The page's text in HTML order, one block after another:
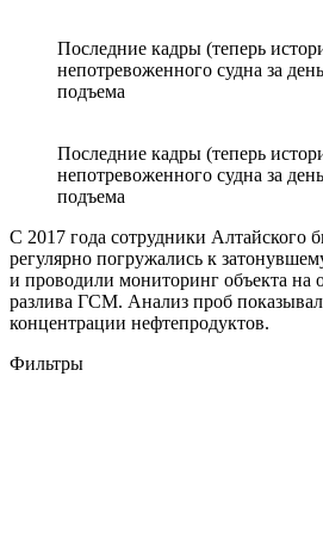
Последние кадры (теперь
непотревоженного судна за
подъема
Последние кадры (теперь
непотревоженного судна за
подъема
С 2017 года сотрудники Алтайского
регулярно погружались к
и проводили мониторинг объекта на
разлива ГСМ. Анализ проб
концентрации нефтепродуктов.
Фильтры